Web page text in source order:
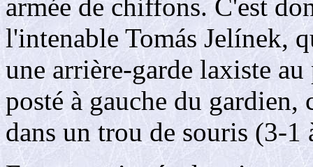
armée de chiffons. C'est
l'intenable Tomás Jelínek,
une arrière-garde laxiste
posté à gauche du gardien,
dans un trou de souris (3-1